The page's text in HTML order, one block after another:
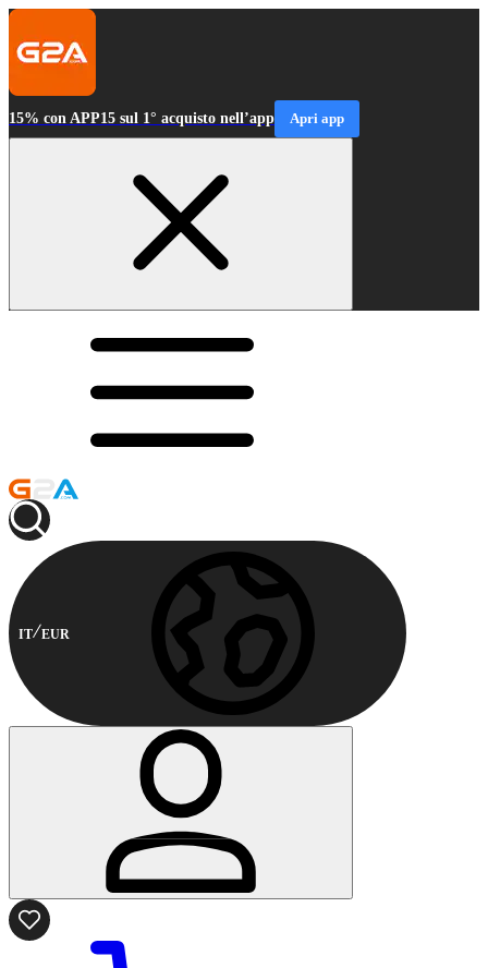
15% con APP15 sul 1° acquisto nell’app Apri app
IT EUR